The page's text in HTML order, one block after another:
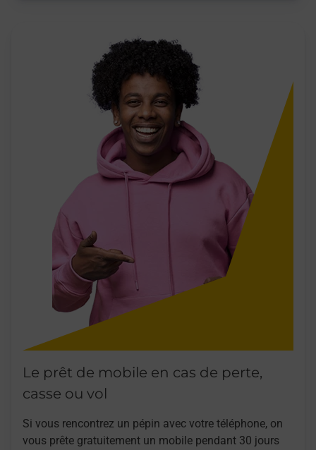
Le prêt de mobile en cas de perte,
casse ou vol
Si vous rencontrez un pépin avec votre téléphone, on
vous prête gratuitement un mobile pendant 30 jours